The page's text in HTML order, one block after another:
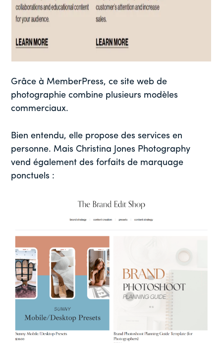
Grâce à MemberPress, ce site web de
photographie combine plusieurs modèles
commerciaux.
Bien entendu, elle propose des services en
personne. Mais Christina Jones Photography
vend également des forfaits de marquage
ponctuels :